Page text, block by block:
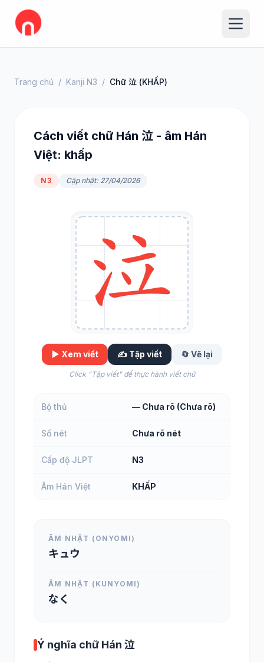
Trang chủ / Kanji N3 / Chữ 泣 (KHẤP)
Cách viết chữ Hán 泣 - âm Hán
Việt: khấp
N3 Cập nhật: 27/04/2026
▶️ Xem viết ✍️ Tập viết 🔄 Vẽ lại
Click "Tập viết" để thực hành viết chữ
Bộ thủ — Chưa rõ (Chưa rõ)
Số nét Chưa rõ nét
Cấp độ JLPT N3
Âm Hán Việt KHẤP
ÂM NHẬT (ONYOMI)
キュウ
ÂM NHẬT (KUNYOMI)
なく
Ý nghĩa chữ Hán 泣